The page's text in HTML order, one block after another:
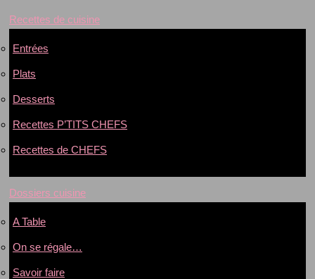
Recettes de cuisine
Entrées
Plats
Desserts
Recettes P’TITS CHEFS
Recettes de CHEFS
Dossiers cuisine
A Table
On se régale…
Savoir faire